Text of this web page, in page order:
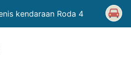
kendaraan Roda 4